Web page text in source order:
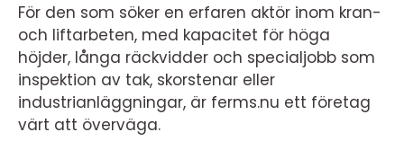
För den som söker en erfaren aktör inom kran-
och liftarbeten, med kapacitet för höga
höjder, långa räckvidder och specialjobb som
inspektion av tak, skorstenar eller
industrianläggningar, är ferms.nu ett företag
värt att överväga.